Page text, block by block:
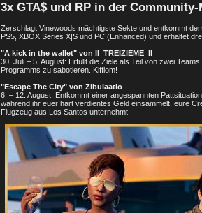
3x GTA$ und RP in der
Zerschlagt Vinewoods mächtigste Sekte und entkommt
PS5, XBOX Series X|S und PC (Enhanced) und erhaltet
"A kick in the wallet" von II_TREIZIEME_II
30. Juli – 5. August: Erfüllt die Ziele als Teil von zwei
Programms zu sabotieren. Kifflom!
"Escape The City" von Zibulaatio
6. – 12. August: Entkommt einer angespannten
während ihr euer hart verdientes Geld einsammelt, eure
Flugzeug aus Los Santos unternehmt.